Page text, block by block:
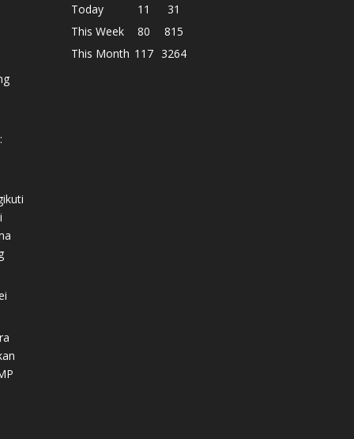
Today
11
31
This Week
80
815
This Month 117 3264